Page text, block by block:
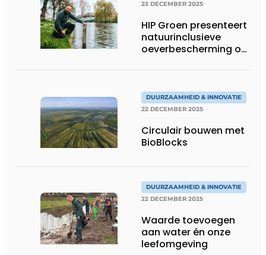
23 DECEMBER 2025
HIP Groen presenteert
natuurinclusieve
oeverbescherming op
DUURZAAMHEID & INNOVATIE
22 DECEMBER 2025
Circulair bouwen met
BioBlocks
DUURZAAMHEID & INNOVATIE
22 DECEMBER 2025
Waarde toevoegen
aan water én onze
leefomgeving